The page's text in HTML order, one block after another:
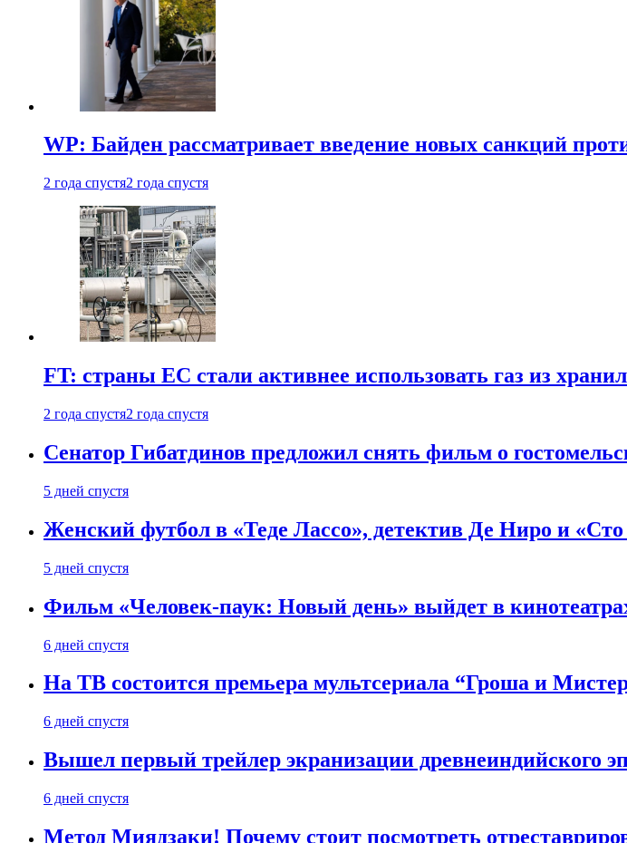
WP: Байден рассматривает введение новых санкций
2 года спустя2 года спустя
FT: страны ЕС стали активнее использовать газ из
2 года спустя2 года спустя
Сенатор Гибатдинов предложил снять фильм о
5 дней спустя
Женский футбол в «Теде Лассо», детектив Де Ниро и «Сто
5 дней спустя
Фильм «Человек-паук: Новый день» выйдет в
6 дней спустя
На ТВ состоится премьера мультсериала “Гроша и
6 дней спустя
Вышел первый трейлер экранизации древнеиндийского
6 дней спустя
Метод Миядзаки! Почему стоит посмотреть